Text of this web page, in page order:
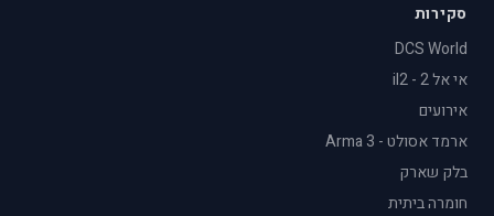
סקירות
DCS World
אי אל 2 - il2
אירועים
ארמד אסולט - Arma 3
בלק שארק
חומרה ביתית